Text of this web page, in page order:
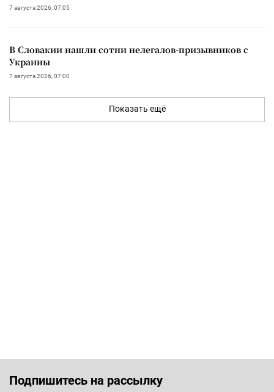
7 августа 2026, 07:05
В Словакии нашли сотни нелегалов-призывников с
Украины
7 августа 2026, 07:00
Показать ещё
Подпишитесь на рассылку